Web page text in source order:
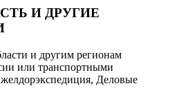
И ДРУГИЕ
и другим регионам
или транспортными
Деловые